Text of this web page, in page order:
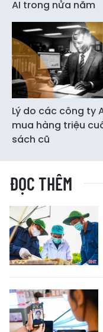
AI trong nửa năm
Lý do các công ty
mua hàng triệu
sách cũ
ĐỌC THÊM